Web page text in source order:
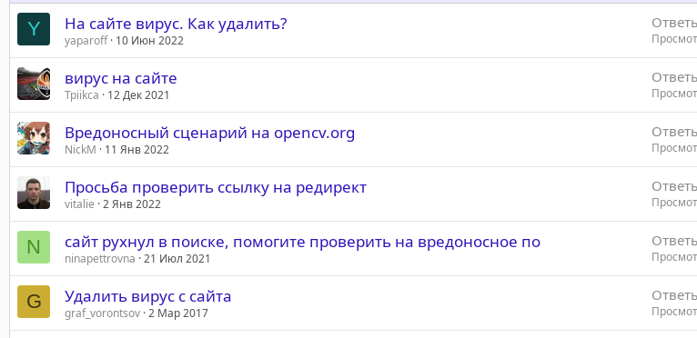
Y На сайте вирус. Как удалить?
yaparoff 10 Июн 2022
вирус на сайте
Tpiikca 12 Дек 2021
Вредоносный сценарий на opencv.org
NickM 11 Янв 2022
Просьба проверить ссылку на редирект
vitalie 2 Янв 2022
N сайт рухнул в поиске, помогите проверить на вредоносное по
ninapettrovna 21 Июл 2021
G Удалить вирус с сайта
graf_vorontsov 2 Мар 2017